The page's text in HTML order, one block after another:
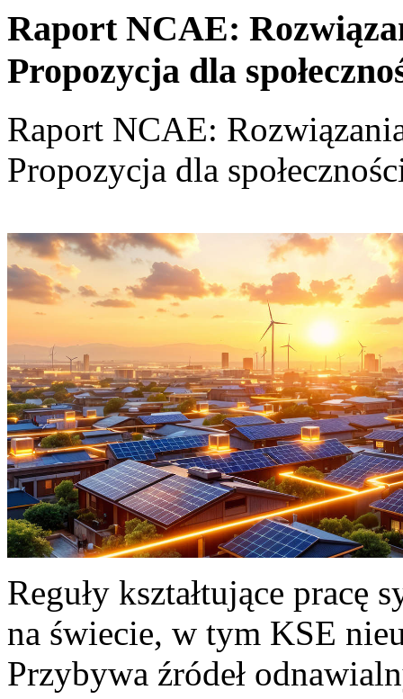
Raport NCAE:
Propozycja dla
Raport NCAE:
Propozycja dla
Reguły kształtujące pracę
na świecie, w tym KSE
Przybywa źródeł